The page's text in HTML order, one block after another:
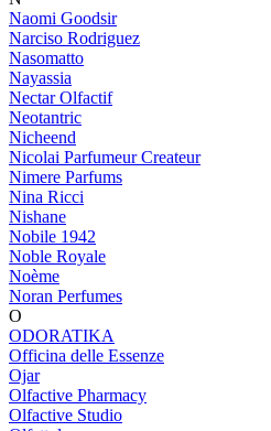
Naomi Goodsir
Narciso Rodriguez
Nasomatto
Nayassia
Nectar Olfactif
Neotantric
Nicheend
Nicolai Parfumeur Createur
Nimere Parfums
Nina Ricci
Nishane
Nobile 1942
Noble Royale
Noème
Noran Perfumes
O
ODORATIKA
Officina delle Essenze
Ojar
Olfactive Pharmacy
Olfactive Studio